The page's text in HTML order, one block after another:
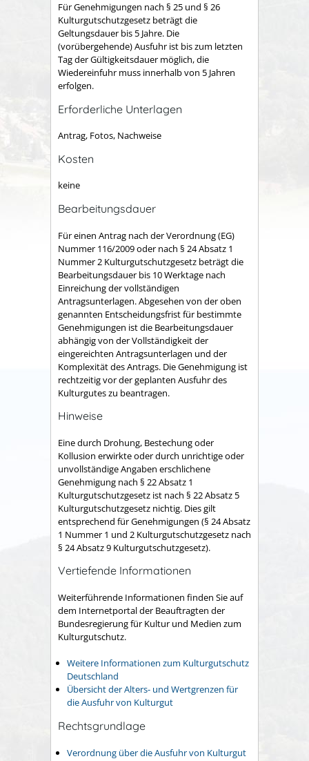
Für Genehmigungen nach § 25 und § 26
Kulturgutschutzgesetz beträgt die
Geltungsdauer bis 5 Jahre. Die
(vorübergehende) Ausfuhr ist bis zum letzten
Tag der Gültigkeitsdauer möglich, die
Wiedereinfuhr muss innerhalb von 5 Jahren
erfolgen.
Erforderliche Unterlagen
Antrag, Fotos, Nachweise
Kosten
keine
Bearbeitungsdauer
Für einen Antrag nach der Verordnung (EG)
Nummer 116/2009 oder nach § 24 Absatz 1
Nummer 2 Kulturgutschutzgesetz beträgt die
Bearbeitungsdauer bis 10 Werktage nach
Einreichung der vollständigen
Antragsunterlagen. Abgesehen von der oben
genannten Entscheidungsfrist für bestimmte
Genehmigungen ist die Bearbeitungsdauer
abhängig von der Vollständigkeit der
eingereichten Antragsunterlagen und der
Komplexität des Antrags. Die Genehmigung ist
rechtzeitig vor der geplanten Ausfuhr des
Kulturgutes zu beantragen.
Hinweise
Eine durch Drohung, Bestechung oder
Kollusion erwirkte oder durch unrichtige oder
unvollständige Angaben erschlichene
Genehmigung nach § 22 Absatz 1
Kulturgutschutzgesetz ist nach § 22 Absatz 5
Kulturgutschutzgesetz nichtig. Dies gilt
entsprechend für Genehmigungen (§ 24 Absatz
1 Nummer 1 und 2 Kulturgutschutzgesetz nach
§ 24 Absatz 9 Kulturgutschutzgesetz).
Vertiefende Informationen
Weiterführende Informationen finden Sie auf
dem Internetportal der Beauftragten der
Bundesregierung für Kultur und Medien zum
Kulturgutschutz.
Weitere Informationen zum Kulturgutschutz
Deutschland
Übersicht der Alters- und Wertgrenzen für
die Ausfuhr von Kulturgut
Rechtsgrundlage
Verordnung über die Ausfuhr von Kulturgut